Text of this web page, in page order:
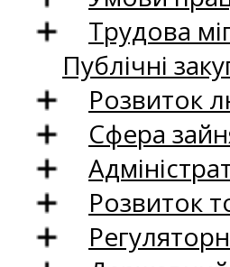
Трудова
Публічні
Розвиток
Сфера
Розвиток